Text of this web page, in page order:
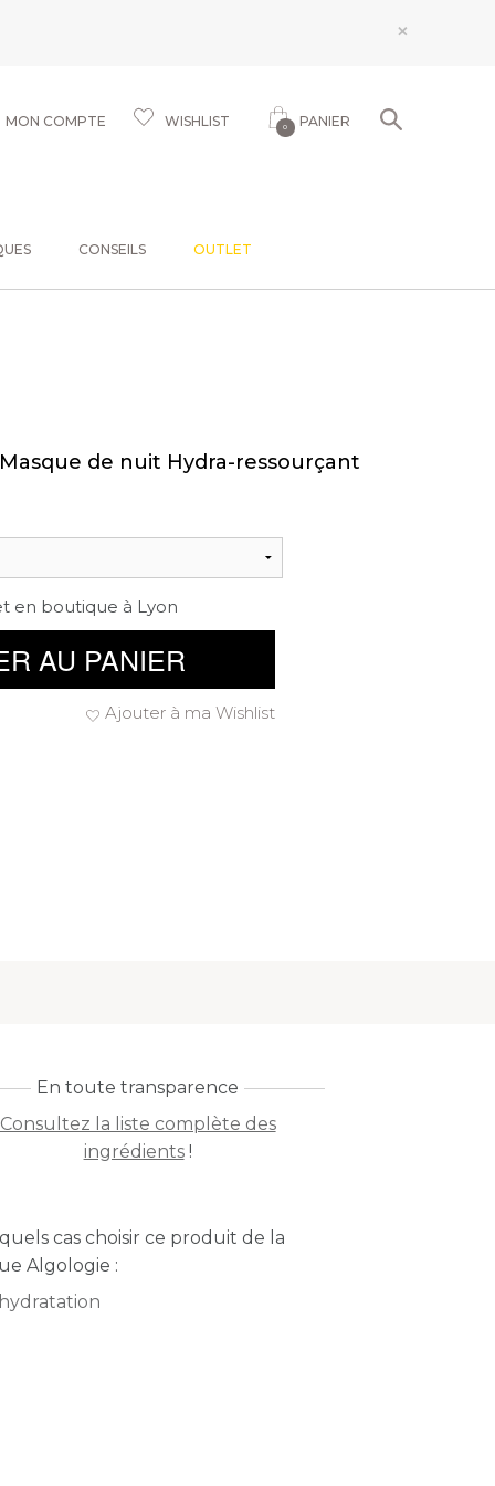
×
MON COMPTE WISHLIST 0 PANIER
CONSEILS OUTLET
de nuit Hydra-ressourçant
en boutique à Lyon
AU PANIER
Ajouter à ma Wishlist
En toute transparence
Consultez la liste complète des
ingrédients!
cas choisir ce produit de la
Algologie :